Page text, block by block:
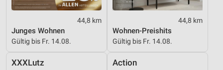
44,8 km
Junges Wohnen
Gültig bis Fr. 14.08.
44,8 km
Wohnen-Preishits
Gültig bis Fr. 14.08.
XXXLutz Action